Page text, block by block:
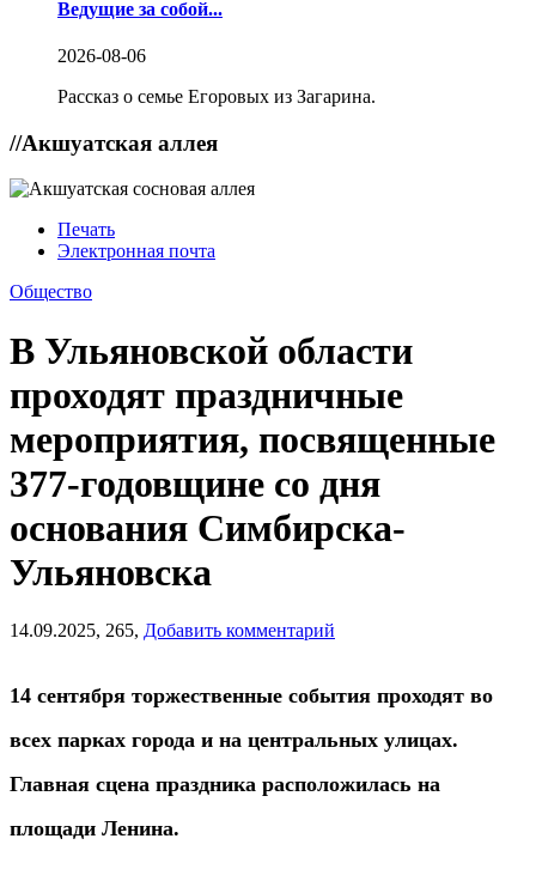
Ведущие за собой...
2026-08-06
Рассказ о семье Егоровых из Загарина.
//Акшуатская аллея
Печать
Электронная почта
Общество
В Ульяновской области
проходят праздничные
мероприятия, посвященные
377-годовщине со дня
основания Симбирска-
Ульяновска
14.09.2025, 265, Добавить комментарий
14 сентября торжественные события проходят во
всех парках города и на центральных улицах.
Главная сцена праздника расположилась на
площади Ленина.